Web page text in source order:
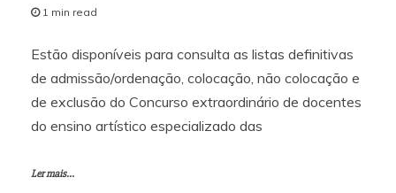
1 min read
Estão disponíveis para consulta as listas definitivas
de admissão/ordenação, colocação, não colocação e
de exclusão do Concurso extraordinário de docentes
do ensino artístico especializado das
Ler mais...